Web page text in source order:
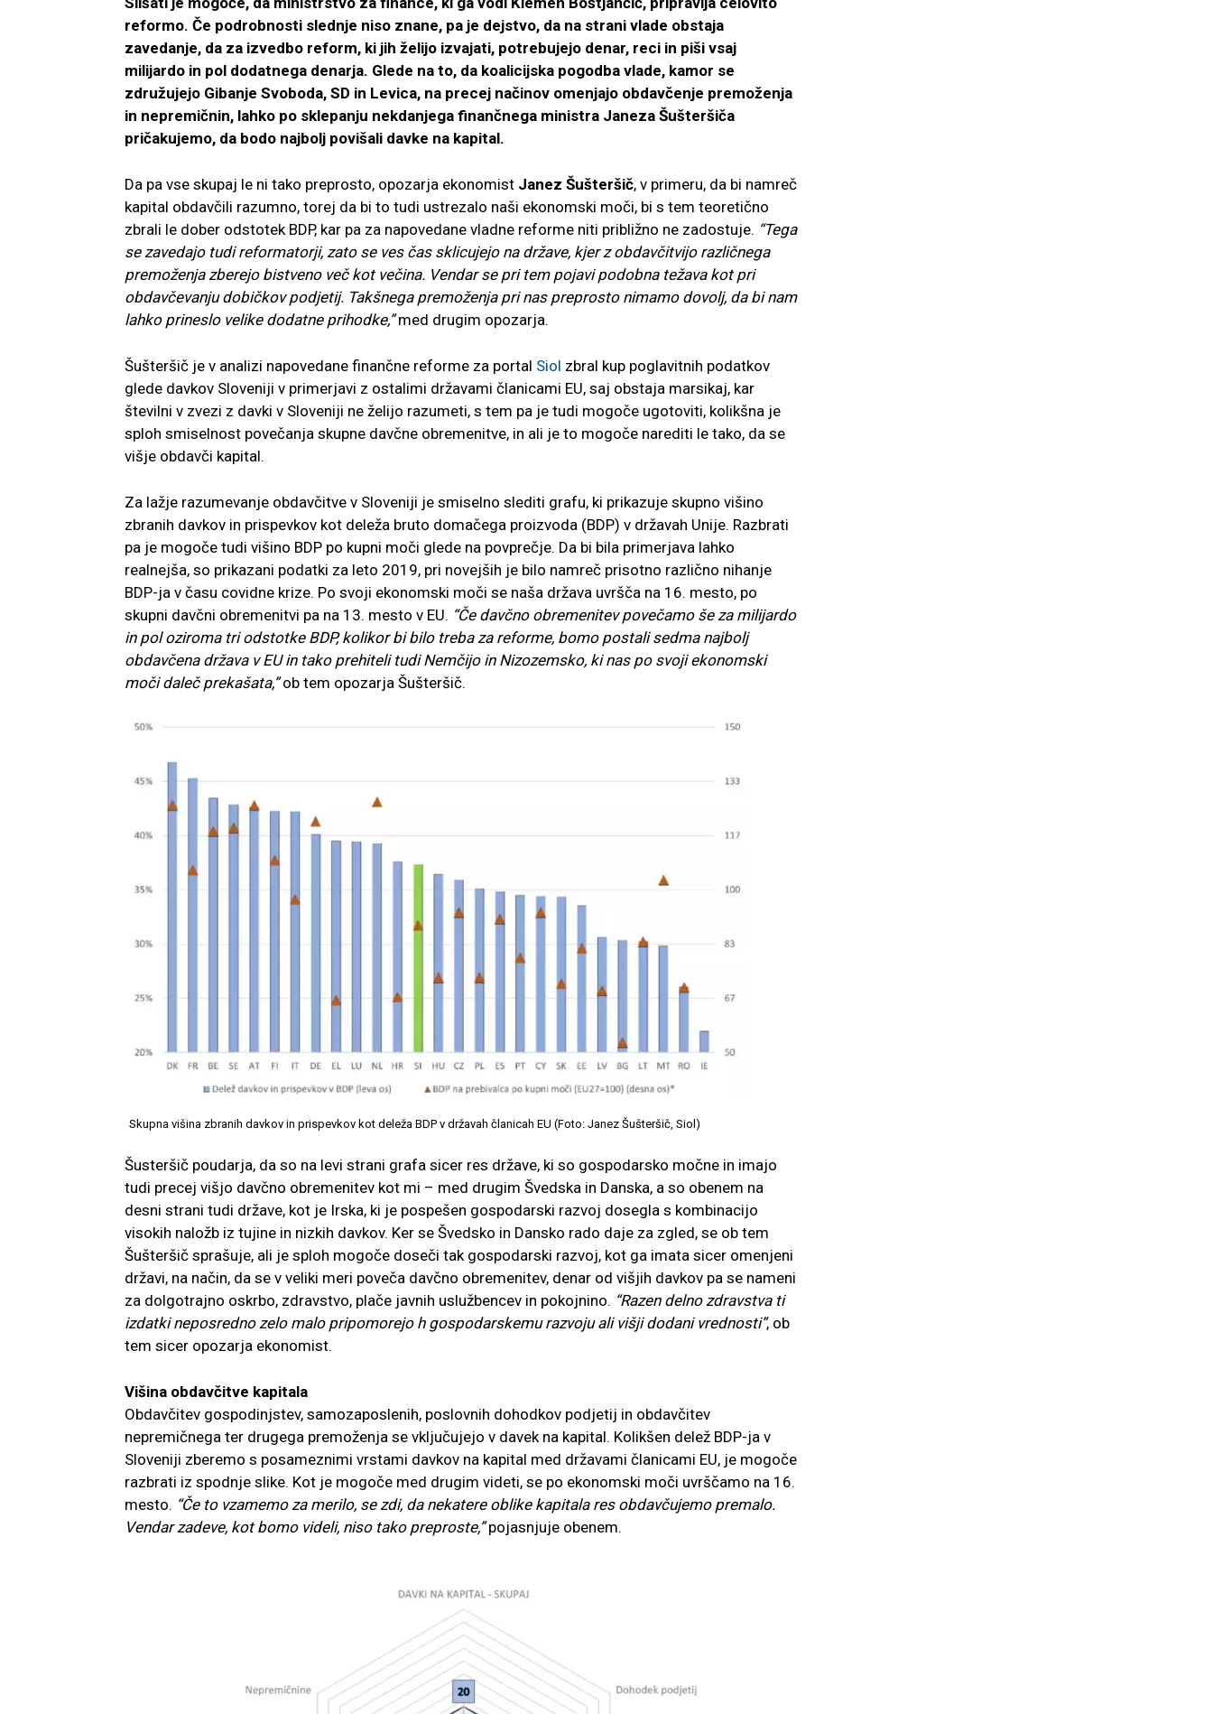
reformo. Če podrobnosti slednje niso znane, pa je dejstvo, da na strani vlade obstaja
zavedanje, da za izvedbo reform, ki jih želijo izvajati, potrebujejo denar, reci in piši vsaj
milijardo in pol dodatnega denarja. Glede na to, da koalicijska pogodba vlade, kamor se
združujejo Gibanje Svoboda, SD in Levica, na precej načinov omenjajo obdavčenje premoženja
in nepremičnin, lahko po sklepanju nekdanjega finančnega ministra Janeza Šušteršiča
pričakujemo, da bodo najbolj povišali davke na kapital.
Da pa vse skupaj le ni tako preprosto, opozarja ekonomist Janez Šušteršič, v primeru, da bi namreč
kapital obdavčili razumno, torej da bi to tudi ustrezalo naši ekonomski moči, bi s tem teoretično
zbrali le dober odstotek BDP, kar pa za napovedane vladne reforme niti približno ne zadostuje. “Tega
se zavedajo tudi reformatorji, zato se ves čas sklicujejo na države, kjer z obdavčitvijo različnega
premoženja zberejo bistveno več kot večina. Vendar se pri tem pojavi podobna težava kot pri
obdavčevanju dobičkov podjetij. Takšnega premoženja pri nas preprosto nimamo dovolj, da bi nam
lahko prineslo velike dodatne prihodke,”med drugim opozarja.
Šušteršič je v analizi napovedane finančne reforme za portal Siol zbral kup poglavitnih podatkov
glede davkov Sloveniji v primerjavi z ostalimi državami članicami EU, saj obstaja marsikaj, kar
številni v zvezi z davki v Sloveniji ne želijo razumeti, s tem pa je tudi mogoče ugotoviti, kolikšna je
sploh smiselnost povečanja skupne davčne obremenitve, in ali je to mogoče narediti le tako, da se
višje obdavči kapital.
Za lažje razumevanje obdavčitve v Sloveniji je smiselno slediti grafu, ki prikazuje skupno višino
zbranih davkov in prispevkov kot deleža bruto domačega proizvoda (BDP) v državah Unije. Razbrati
pa je mogoče tudi višino BDP po kupni moči glede na povprečje. Da bi bila primerjava lahko
realnejša, so prikazani podatki za leto 2019, pri novejših je bilo namreč prisotno različno nihanje
BDP-ja v času covidne krize. Po svoji ekonomski moči se naša država uvršča na 16. mesto, po
skupni davčni obremenitvi pa na 13. mesto v EU. “Če davčno obremenitev povečamo še za milijardo
in pol oziroma tri odstotke BDP, kolikor bi bilo treba za reforme, bomo postali sedma najbolj
obdavčena država v EU in tako prehiteli tudi Nemčijo in Nizozemsko, ki nas po svoji ekonomski
moči daleč prekašata,”ob tem opozarja Šušteršič.
Skupna višina zbranih davkov in prispevkov kot deleža BDP v državah članicah EU (Foto: Janez Šušteršič, Siol)
Šusteršič poudarja, da so na levi strani grafa sicer res države, ki so gospodarsko močne in imajo
tudi precej višjo davčno obremenitev kot mi – med drugim Švedska in Danska, a so obenem na
desni strani tudi države, kot je Irska, ki je pospešen gospodarski razvoj dosegla s kombinacijo
visokih naložb iz tujine in nizkih davkov. Ker se Švedsko in Dansko rado daje za zgled, se ob tem
Šušteršič sprašuje, ali je sploh mogoče doseči tak gospodarski razvoj, kot ga imata sicer omenjeni
državi, na način, da se v veliki meri poveča davčno obremenitev, denar od višjih davkov pa se nameni
za dolgotrajno oskrbo, zdravstvo, plače javnih uslužbencev in pokojnino. “Razen delno zdravstva ti
izdatki neposredno zelo malo pripomorejo h gospodarskemu razvoju ali višji dodani vrednosti”, ob
tem sicer opozarja ekonomist.
Višina obdavčitve kapitala
Obdavčitev gospodinjstev, samozaposlenih, poslovnih dohodkov podjetij in obdavčitev
nepremičnega ter drugega premoženja se vključujejo v davek na kapital. Kolikšen delež BDP-ja v
Sloveniji zberemo s posameznimi vrstami davkov na kapital med državami članicami EU, je mogoče
razbrati iz spodnje slike. Kot je mogoče med drugim videti, se po ekonomski moči uvrščamo na 16.
mesto. “Če to vzamemo za merilo, se zdi, da nekatere oblike kapitala res obdavčujemo premalo.
Vendar zadeve, kot bomo videli, niso tako preproste,”pojasnjuje obenem.